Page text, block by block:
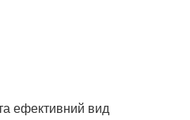
ефективний вид